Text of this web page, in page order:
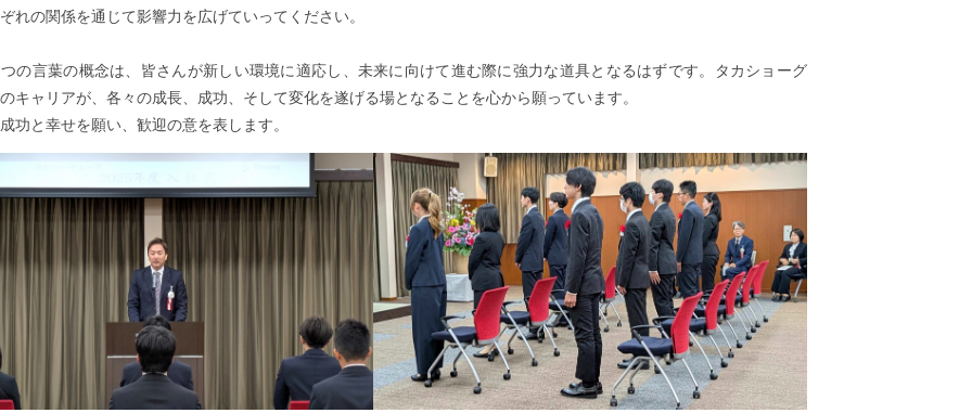
れの関係を通じて影響力を広げていってください。
の言葉の概念は、皆さんが新しい環境に適応し、未来に向けて進む際に強力な道具となるはずです。タカショーグ
キャリアが、各々の成長、成功、そして変化を遂げる場となることを心から願っています。
功と幸せを願い、歓迎の意を表します。